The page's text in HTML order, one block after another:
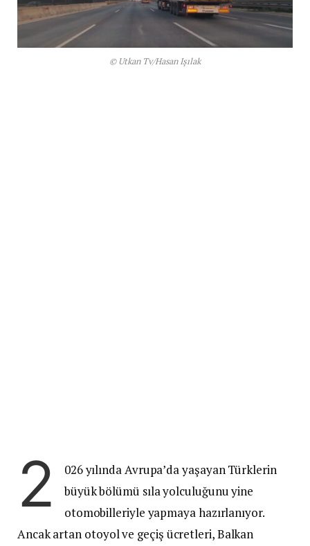
© Utkan Tv/Hasan Işılak
2
026 yılında Avrupa’da yaşayan Türklerin
büyük bölümü sıla yolculuğunu yine
otomobilleriyle yapmaya hazırlanıyor.
Ancak artan otoyol ve geçiş ücretleri, Balkan